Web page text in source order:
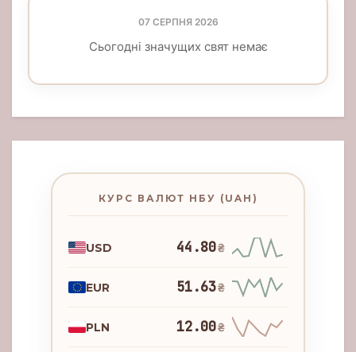
07 СЕРПНЯ 2026
Сьогодні значущих свят немає
КУРС ВАЛЮТ НБУ (UAH)
USD 44.80₴
EUR 51.63₴
PLN 12.00₴